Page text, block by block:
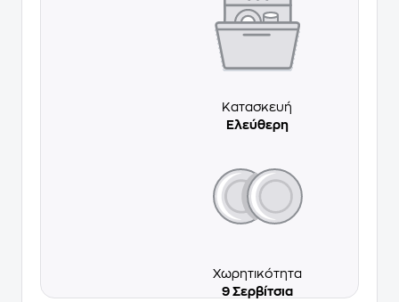
Κατασκευή
Ελεύθερη
Χωρητικότητα
9 Σερβίτσια